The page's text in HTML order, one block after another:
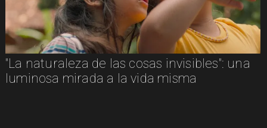
Adiós a Chuck Russell: el director que
convirtió nuestras pesadillas y fantasías en